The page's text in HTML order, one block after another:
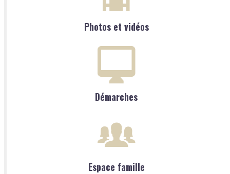
Photos et vidéos
Démarches
Espace famille